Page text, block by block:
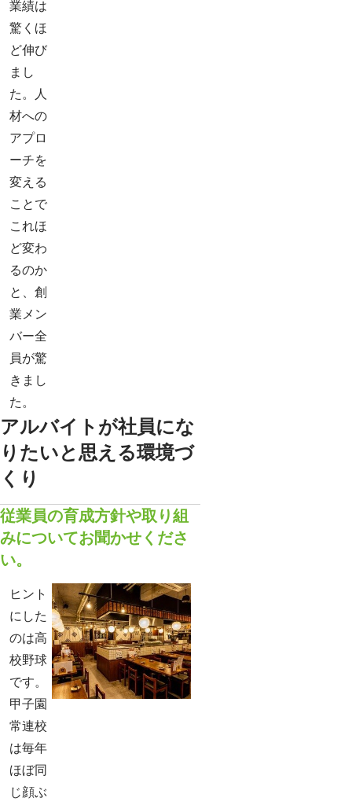
業績は
驚くほ
ど伸び
まし
た。人
材への
アプロ
ーチを
変える
ことで
これほ
ど変わ
るのか
と、創
業メン
バー全
員が驚
きまし
た。
アルバイトが社員にな
りたいと思える環境づ
くり
従業員の育成方針や取り組
みについてお聞かせくださ
い。
ヒント
にした
のは高
校野球
です。
甲子園
常連校
は毎年
ほぼ同
じ顔ぶ